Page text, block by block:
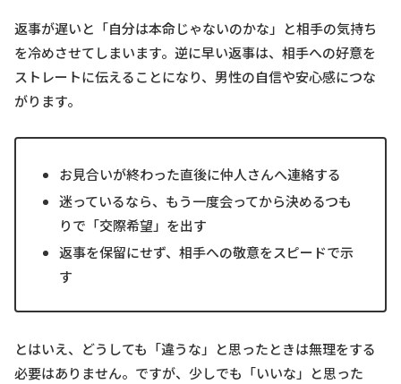
返事が遅いと「自分は本命じゃないのかな」と相手の気持ち
を冷めさせてしまいます。逆に早い返事は、相手への好意を
ストレートに伝えることになり、男性の自信や安心感につな
がります。
お見合いが終わった直後に仲人さんへ連絡する
迷っているなら、もう一度会ってから決めるつも
りで「交際希望」を出す
返事を保留にせず、相手への敬意をスピードで示
す
とはいえ、どうしても「違うな」と思ったときは無理をする
必要はありません。ですが、少しでも「いいな」と思った